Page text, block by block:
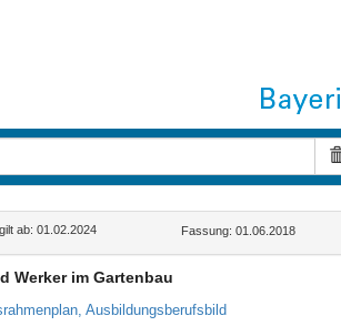
ab: 01.02.2024 Fassung: 01.06.2018
Werker im Gartenbau
Ausbildungsberufsbild